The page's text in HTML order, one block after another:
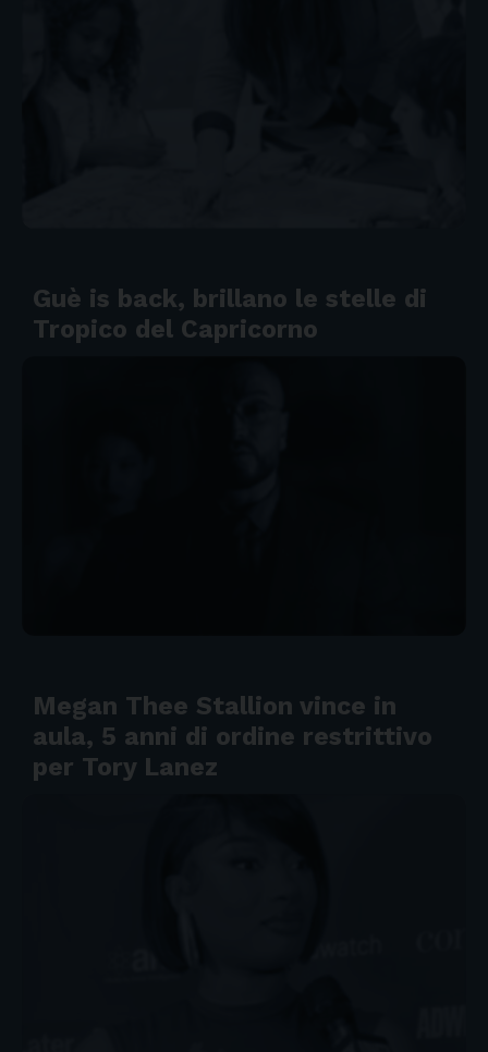
Guè is back, brillano le stelle di
Tropico del Capricorno
Megan Thee Stallion vince in
aula, 5 anni di ordine restrittivo
per Tory Lanez